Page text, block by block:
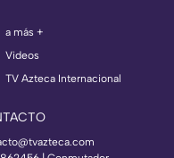
a más +
Videos
TV Azteca Internacional